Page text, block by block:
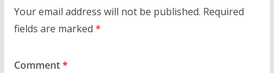
Your email address will not be published. Required
fields are marked *
Comment*